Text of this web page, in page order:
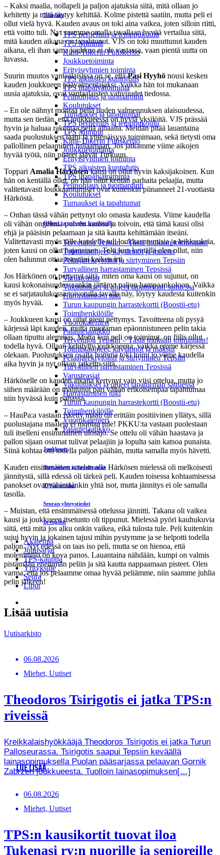
Toiminta
TPS perhefutis ja temppukoulu
TPS Mimmit
Kimi-Tiikerin Futiskerho
Joukkuetoiminta
Erityisryhmien toiminta
TPS aikuisten kuntofutis
TPS iltapäivätoiminta
Pelinohjaus ja tuomarointi
Koulutukset
Turnaukset ja tapahtumat
TPS perhefutis ja temppukoulu
TPS Mimmit
Kimi-Tiikerin Futiskerho
Joukkuetoiminta
Erityisryhmien toiminta
TPS aikuisten kuntofutis
TPS iltapäivätoiminta
Pelinohjaus ja tuomarointi
Koulutukset
Turnaukset ja tapahtumat
Ohjeet ja palvelut tepsiläisille
Tervetuloa Tepsiin – Tästä mukaan toimintaan!
Toimintaohjeet, käytännöt ja maksut
Pelaajarekrytointi ja siirtyminen Tepsiin
Turvallinen harrastaminen Tepsissä
Varusteasiat
Vakuutukset ja ohjeet tapaturman sattuessa
Harrastamisen tuki
Turun kaupungin harrastekortti (Boostii-etu)
Toimihenkilöille
Vuorokalenteri
Palautelaatikko
Tervetuloa Tepsiin – Tästä mukaan toimintaan!
Toimintaohjeet, käytännöt ja maksut
Pelaajarekrytointi ja siirtyminen Tepsiin
Turvallinen harrastaminen Tepsissä
Varusteasiat
Vakuutukset ja ohjeet tapaturman sattuessa
Harrastamisen tuki
Turun kaupungin harrastekortti (Boostii-etu)
Toimihenkilöille
Vuorokalenteri
Palautelaatikko
Joukkueet
Turnaukset ja tapahtumat
TPS:n ottelut
Seuran yhteystiedot
In english
Akatemia
Juttusarjat
TPS-kauppa
Yrityksille
Seura
Liput
– Kaksi maalia, nollapeli ja paljon ajatuksia siitä, mitä ollaan jo
kehitetty ja mitä täytyy kehittää. Kolme pistettä saatiin, mutta peli ei
ollut vielä hyvä. Kauden avaus on toki aina vaikea, joten silloin riitti,
että voitto tuli. Nyt saamme omalla tavallaan hyvää vertailua siitä,
mitä kauden aikana on tapahtunut. VJS on toki muuttunut kauden
aikana, eli ihan sama joukkue ei ole vastassa, vaan pientä uutta on
luvassa.
Suurin muutos vantaalaisissa on se, ettäPasi Hyyhö nousi kesken
kauden joukkueen päävalmentajaksi. Vaikka hän toi mukanaan
uusia ajatuksia, ovat vantaalaisten vahvuudet tiedossa.
– En ole nähnyt montaa peliä uuden valmennuksen alaisuudessa,
mutta sen tiedän, että joukkueessa on hyviä yksilöitä. VJS prässää
hyvin ja haluaa rakentaa peliä alhaalta. Meidän pitää lauantaina
saada puolustuksen laatu ja yhtenäisyys toimimaan, sekä tietysti oma
pallollinen pelaaminen rullaamaan. Jos jatkamme viime aikojen
hyvää työtä, niin pisteet jäävät Turkuun.
Toppari Amalia Härkösenkausi on ollut hyvin kaksijakoinen. Kun
hän on kentällä ollut, on hän ollut kentän parhaita pelaajia, mutta
valitettavasti loukkaantumiset ovat kuitenkin piinanneet 21-vuotiasta
Härköstä.
– Onhan tässä vähän pettynyt olo omasta kaudesta. Viime kaudella
oli vähän ongelmia polven kanssa ja toivoin, että tämä kausi olisi
ehjä ja pääsisin pelaamaan ja sitä kautta kehittämään itseäni.
Valitettavasti myös tälle kaudelle tuli loukkaantumisia ja leikkauksia,
joten kausi on ollut hajanainen. Toki kun kentällä olen ollut, niin
olen halunnut ottaa itsestäni kaiken irti.
Jos Härkönen on pettynyt siitä, miten oma kausi on sujunut, on
kausi kokonaisuudessaankin jättänyt paljon hampaankoloon. Vaikka
se ei sarjataulukossa toivotulla tavalla näy, löytyy kaudesta kuitenkin
myös hyvää.
– Joukkueen kausi on ollut pieni pettymys. Tavoitteena oli pysyä
kärjessä läpi kauden, mutta muutaman epäonnistuneen pelin takia
ollaan tiputtu alemmas. Mutta kun peli on toiminut, on fiilis ollut
todella hyvä. Ollaan kehitytty joukkueena, vaikka emme kärjessä
olekaan. Puolustuksen osalta homma toki toimi jo viime kaudella
aika hyvin ja nyt ollaan jatkettu siitä.
Härköselle on kauden aikana kertynyt vain viisi ottelua, mutta jo
siihen määrään on mahtunut pari vähän erikoisempaa tapahtumaa
niin hyvässä kuin pahassa.
– HauPa:a vastaan isketty maali oli erittäin positiivinen yllätys, sillä
puolustajana maaleja ei montaa tule! PKKU:ta vastaan puolestaan
tuli itselleni ensimmäinen ulosajo. Se ottelu oli vähän haastava ja
pallon sijaan osumat tulivat pelaajiin ja lopulta sain katsoa punaista.
Siinä kohtaa otti todella paljon päähän, mutta samalla myös hävetti.
Kauden ensimmäisen ottelun alla Härkösen mielessä oli melkoisesti
jännitystä, sillä edessä oli tärkeä peli. Kauden toisessa kohtaamisessa
panokset ovat vähintäänkin yhtä isot, mutta jännitys ei ole samalla
tasolla.
– Muistan, että ensimmäisessä ottelussa jännitti. Takana oli vaikea
kausi ja joukkueen itsetunto oli tippunut. Mielessä pyöri kauhukuvia
siitä, että mitä jos alku onkin vaikea, eikä tulosta tule. Peli kuitenkin
sujui hyvin ja jokainen tajusi mihin pystymme ja se helpotti todella
paljon. Nyt edessä on taas iso peli, mutta se on hienoa, että
molemmilla on kova panos. Lauantaina nähdään, kumpi on valmis
pistämään enemmän peliin ja sitä kautta nappaamaan pisteet. Olen
varma, että jos pelaamme omaa hyvää peliämme, niin saamme juhlia
pelin jälkeen!
Lisää uutisia
Uutisarkisto
06.08.2026
Miehet, Uutiset
Theodoros Tsirigotis ei jatka TPS:n
riveissä
Kreikkalaishyökkääjä Theodoros Tsirigotis ei jatka Turun
Palloseurassa. Tsirigotis saapui Tepsiin keväällä
lainasopimuksella Puolan pääsarjassa pelaavan Gornik
Zabrzen joukkueesta. Tuolloin lainasopimuksen[…]
LUE LISÄÄ
06.08.2026
Miehet, Uutiset
TPS:n kausikortit tuovat iloa
Tukenasi ry:n nuorille ja senioreille